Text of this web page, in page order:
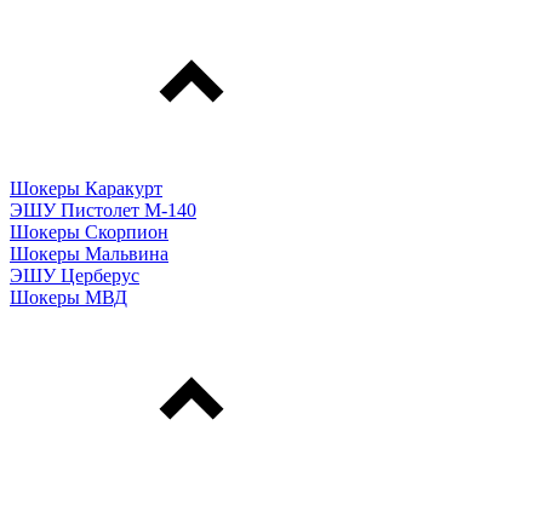
Шокеры Каракурт
ЭШУ Пистолет М-140
Шокеры Скорпион
Шокеры Мальвина
ЭШУ Церберус
Шокеры МВД